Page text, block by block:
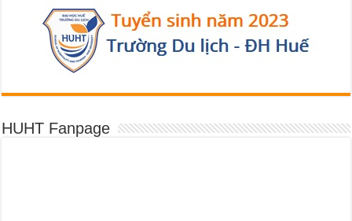
HUHT Fanpage